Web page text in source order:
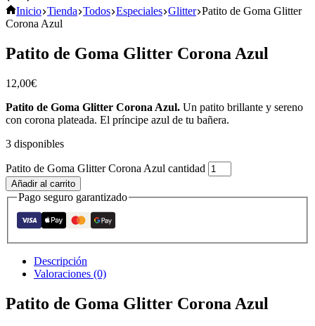
Inicio Tienda Todos Especiales Glitter Patito de Goma Glitter
Corona Azul
Patito de Goma Glitter Corona Azul
12,00€
Patito de Goma Glitter Corona Azul. Un patito brillante y sereno
con corona plateada. El príncipe azul de tu bañera.
3 disponibles
Patito de Goma Glitter Corona Azul cantidad
Añadir al carrito
Pago seguro garantizado
Descripción
Valoraciones (0)
Patito de Goma Glitter Corona Azul